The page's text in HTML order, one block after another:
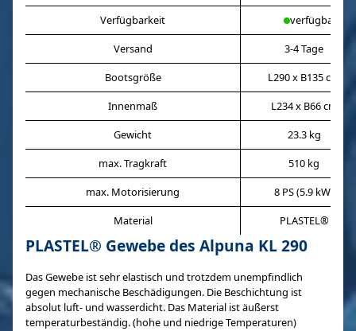
Verfügbarkeit
verfügbar
Versand
3-4 Tage
Bootsgröße
L290 x B135 cm
Innenmaß
L234 x B66 cm
Gewicht
23.3 kg
max. Tragkraft
510 kg
max. Motorisierung
8 PS (5.9 kW)
Material
PLASTEL®
PLASTEL® Gewebe des Alpuna KL 290
Das Gewebe ist sehr elastisch und trotzdem unempfindlich
gegen mechanische Beschädigungen. Die Beschichtung ist
absolut luft- und wasserdicht. Das Material ist äußerst
temperaturbeständig. (hohe und niedrige Temperaturen)